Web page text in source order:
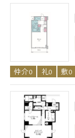
仲介0 礼0 敷0